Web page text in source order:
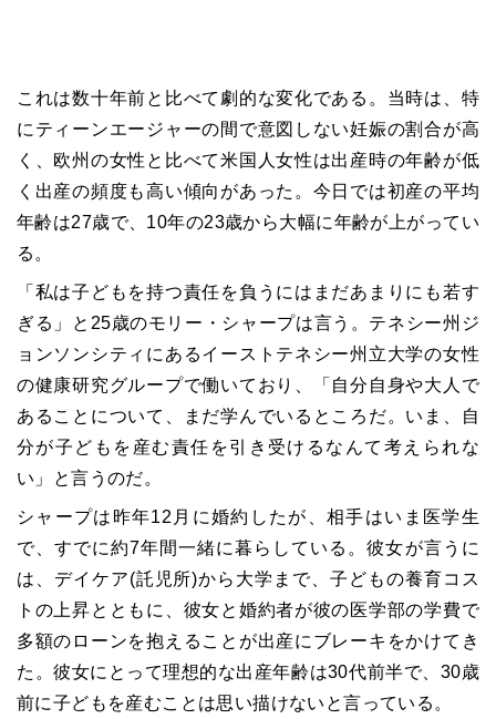
これは数十年前と比べて劇的な変化である。当時は、特
にティーンエージャーの間で意図しない妊娠の割合が高
く、欧州の女性と比べて米国人女性は出産時の年齢が低
く出産の頻度も高い傾向があった。今日では初産の平均
年齢は27歳で、10年の23歳から大幅に年齢が上がってい
る。
「私は子どもを持つ責任を負うにはまだあまりにも若す
ぎる」と25歳のモリー・シャープは言う。テネシー州ジ
ョンソンシティにあるイーストテネシー州立大学の女性
の健康研究グループで働いており、「自分自身や大人で
あることについて、まだ学んでいるところだ。いま、自
分が子どもを産む責任を引き受けるなんて考えられな
い」と言うのだ。
シャープは昨年12月に婚約したが、相手はいま医学生
で、すでに約7年間一緒に暮らしている。彼女が言うに
は、デイケア(託児所)から大学まで、子どもの養育コス
トの上昇とともに、彼女と婚約者が彼の医学部の学費で
多額のローンを抱えることが出産にブレーキをかけてき
た。彼女にとって理想的な出産年齢は30代前半で、30歳
前に子どもを産むことは思い描けないと言っている。